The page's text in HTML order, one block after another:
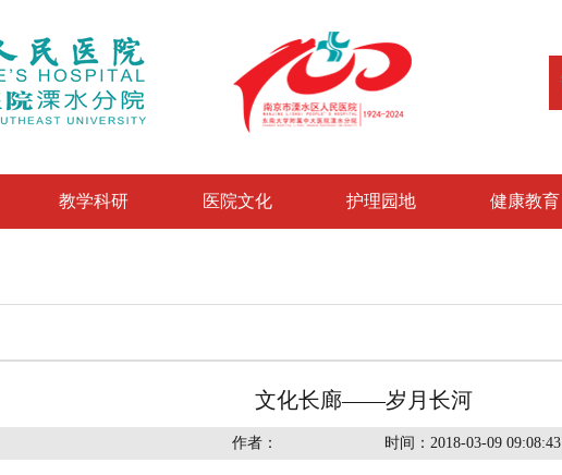
教学科研 医院文化 护理园地 健康教育
文化长廊——岁月长河
作者： 时间：2018-03-09 09:08:43